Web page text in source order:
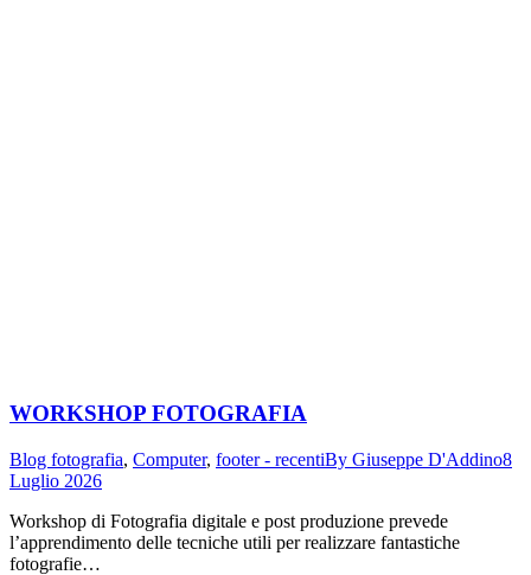
WORKSHOP FOTOGRAFIA
Blog fotografia, Computer, footer - recentiBy Giuseppe D'Addino8
Luglio 2026
Workshop di Fotografia digitale e post produzione prevede
l’apprendimento delle tecniche utili per realizzare fantastiche
fotografie…